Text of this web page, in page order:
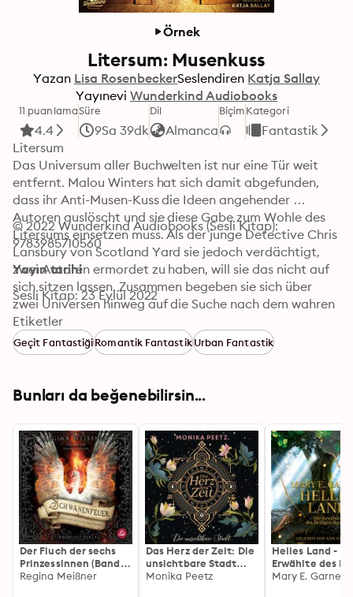
Örnek
Litersum: Musenkuss
Yazan Lisa RosenbeckerSeslendiren Katja Sallay
Yayınevi Wunderkind Audiobooks
11 puanlama
4.4
Süre
9Sa 39dk
Dil
Almanca
BiçimKategori
Fantastik
Litersum
Das Universum aller Buchwelten ist nur eine Tür weit
entfernt. Malou Winters hat sich damit abgefunden,
dass ihr Anti-Musen-Kuss die Ideen angehender
Autoren auslöscht und sie diese Gabe zum Wohle des
Litersums einsetzen muss. Als der junge Detective Chris
Lansbury von Scotland Yard sie jedoch verdächtigt,
zwei Autoren ermordet zu haben, will sie das nicht auf
sich sitzen lassen. Zusammen begeben sie sich über
zwei Universen hinweg auf die Suche nach dem wahren
Täter und stoßen dabei auf allerhand Lügen und
Widerstände. Malous Verständnis vom Litersum wird
auf den Kopf gestellt und bald weiß sie nicht mehr,
dieses verwirrende Herzklopfen, sobald sie sich in der
Nähe des attraktiven, aber grimmigen Lansbury
werden kann?
© 2022 Wunderkind Audiobooks (Sesli Kitap):
9783985710560
Yayın tarihi
Sesli Kitap: 23 Eylül 2022
Etiketler
Geçit FantastiğiRomantik FantastikUrban Fantastik
Bunları da beğenebilirsin...
Der Fluch der sechs
Prinzessinnen (Band
1): Schwanenfeuer
Regina Meißner
Das Herz der Zeit: Die
unsichtbare Stadt
(Lena und Dante 1)
Monika Peetz
Helles Land -
Erwählte des
Baumes
Mary E. Garner